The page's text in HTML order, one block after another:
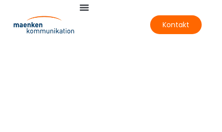
Kontakt